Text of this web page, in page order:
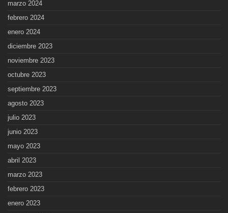
marzo 2024
febrero 2024
enero 2024
diciembre 2023
noviembre 2023
octubre 2023
septiembre 2023
agosto 2023
julio 2023
junio 2023
mayo 2023
abril 2023
marzo 2023
febrero 2023
enero 2023